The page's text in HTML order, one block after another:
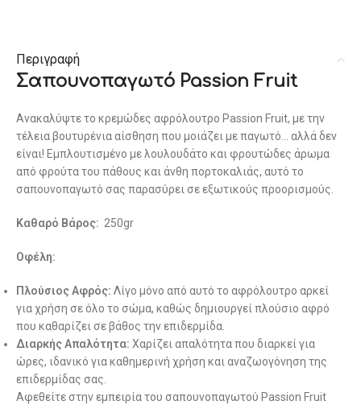
Περιγραφή
Σαπουνοπαγωτό Passion Fruit
Ανακαλύψτε το κρεμώδες αφρόλουτρο Passion Fruit, με την
τέλεια βουτυρένια αίσθηση που μοιάζει με παγωτό… αλλά δεν
είναι! Εμπλουτισμένο με λουλουδάτο και φρουτώδες άρωμα
από φρούτα του πάθους και άνθη πορτοκαλιάς, αυτό το
σαπουνοπαγωτό σας παρασύρει σε εξωτικούς προορισμούς.
Καθαρό Βάρος: 250gr
Οφέλη:
Πλούσιος Αφρός: Λίγο μόνο από αυτό το αφρόλουτρο αρκεί
για χρήση σε όλο το σώμα, καθώς δημιουργεί πλούσιο αφρό
που καθαρίζει σε βάθος την επιδερμίδα.
Διαρκής Απαλότητα: Χαρίζει απαλότητα που διαρκεί για
ώρες, ιδανικό για καθημερινή χρήση και αναζωογόνηση της
επιδερμίδας σας.
Αφεθείτε στην εμπειρία του σαπουνοπαγωτού Passion Fruit